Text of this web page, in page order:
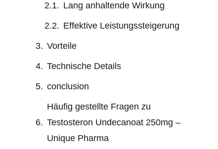
Lang anhaltende Wirkung
Effektive Leistungssteigerung
Vorteile
Technische Details
conclusion
Häufig gestellte Fragen zu
Testosteron Undecanoat 250mg –
Unique Pharma